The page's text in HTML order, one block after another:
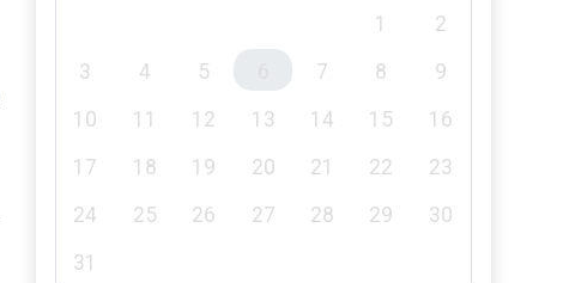
1
2
3
4 5 7 8
9
10
11 12 13 14 15
16
17
18 19 20 21 22
23
24
25 26 27 28 29
30
31